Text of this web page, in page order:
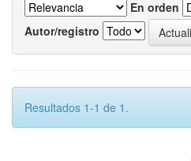
En orden
Autor/registro
Resultados 1-1 de 1.